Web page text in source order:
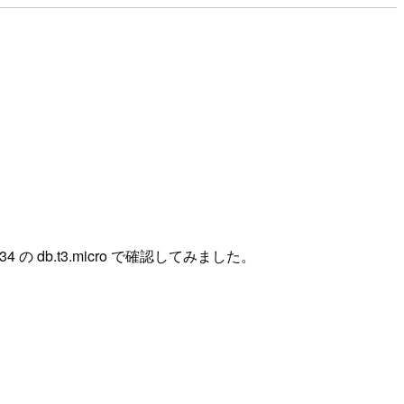
の db.t3.micro で確認してみました。